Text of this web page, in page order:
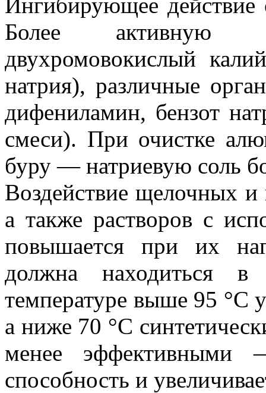
Более активную
двухромовокислый
натрия), различные
дифениламин, бензот
смеси). При очистке
буру — натриевую соль
Воздействие щелочных
а также растворов с
повышается при их
должна находиться
температуре выше 95 °С
а ниже 70 °С
менее эффективными
способность и